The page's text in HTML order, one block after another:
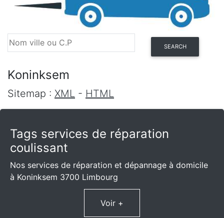
SEARCH
Koninksem
Sitemap : XML - HTML
Tags services de réparation
coulissant
Nos services de réparation et dépannage à domicile
à Koninksem 3700 Limbourg
Voir +